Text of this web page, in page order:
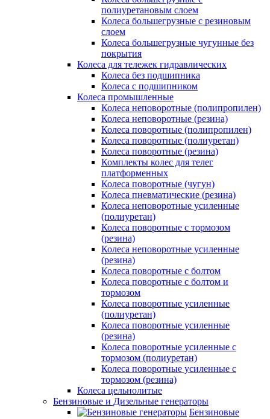
полиуретановым слоем
Колеса большегрузные с резиновым
слоем
Колеса большегрузные чугунные без
покрытия
Колеса для тележек гидравлических
Колеса без подшипника
Колеса с подшипником
Колеса промышленные
Колеса неповоротные (полипропилен)
Колеса неповоротные (резина)
Колеса поворотные (полипропилен)
Колеса поворотные (полиуретан)
Колеса поворотные (резина)
Комплекты колес для телег
платформенных
Колеса поворотные (чугун)
Колеса пневматические (резина)
Колеса неповоротные усиленные
(полиуретан)
Колеса поворотные c тормозом
(резина)
Колеса неповоротные усиленные
(резина)
Колеса поворотные с болтом
Колеса поворотные с болтом и
тормозом
Колеса поворотные усиленные
(полиуретан)
Колеса поворотные усиленные
(резина)
Колеса поворотные усиленные с
тормозом (полиуретан)
Колеса поворотные усиленные с
тормозом (резина)
Колеса цельнолитые
Бензиновые и Дизельные генераторы
Бензиновые